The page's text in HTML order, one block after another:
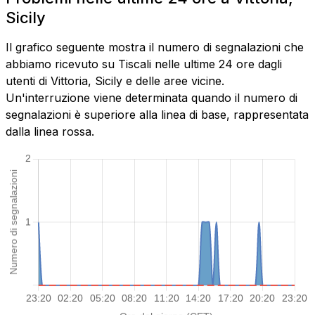
Sicily
Il grafico seguente mostra il numero di segnalazioni che
abbiamo ricevuto su Tiscali nelle ultime 24 ore dagli
utenti di Vittoria, Sicily e delle aree vicine.
Un'interruzione viene determinata quando il numero di
segnalazioni è superiore alla linea di base, rappresentata
dalla linea rossa.